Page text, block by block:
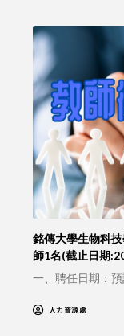
銘傳大學生物科
師1名(截止日期
一、聘任日期：
人力資源處